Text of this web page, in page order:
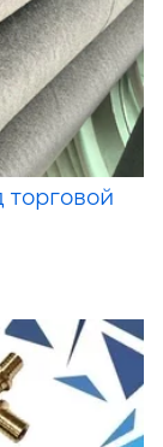
торговой